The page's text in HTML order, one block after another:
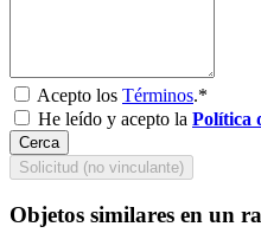
Acepto los Términos.*
He leído y acepto la Política
Cerca
Solicitud (no vinculante)
Objetos similares en un